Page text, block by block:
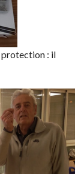
protection : il